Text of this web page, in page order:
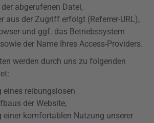
abgerufenen Datei,
aus der Zugriff erfolgt (Referrer-URL),
und ggf. das Betriebssystem
der Name Ihres Access-Providers.
werden durch uns zu folgenden
eines reibungslosen
der Website,
einer komfortablen Nutzung unserer